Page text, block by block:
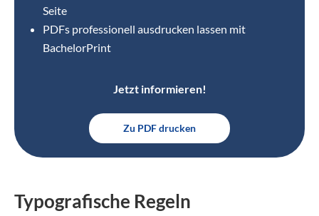
Seite
PDFs professionell ausdrucken lassen mit
BachelorPrint
Jetzt informieren!
Zu PDF drucken
Typografische Regeln